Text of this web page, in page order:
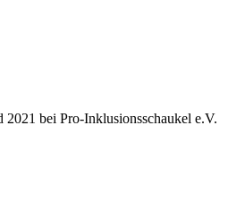
bei Pro-Inklusionsschaukel e.V.